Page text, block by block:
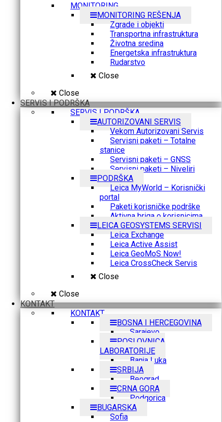
MONITORING
MONITORING REŠENJA
Zgrade i objekti
Transportna infrastruktura
Životna sredina
Energetska infrastruktura
Rudarstvo
Close
Close
SERVIS I PODRŠKA
SERVIS I PODRŠKA
AUTORIZOVANI SERVIS
Vekom Autorizovani Servis
Servisni paketi – Totalne
stanice
Servisni paketi – GNSS
Servisni paketi – Niveliri
PODRŠKA
Leica MyWorld – Korisnički
portal
Paketi korisničke podrške
Aktivna briga o korisnicima
LEICA GEOSYSTEMS SERVISI
Leica Exchange
Leica Active Assist
Leica GeoMoS Now!
Leica CrossCheck Servis
Close
Close
KONTAKT
KONTAKT
BOSNA I HERCEGOVINA
Sarajevo
POSLOVNICA
LABORATORIJE
Banja Luka
SRBIJA
Beograd
CRNA GORA
Podgorica
BUGARSKA
Sofia